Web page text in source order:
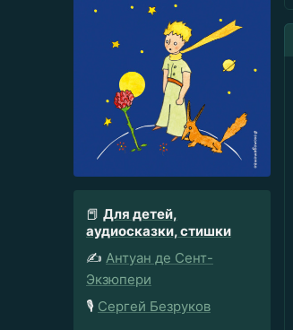
📕 Для детей,
аудиосказки, стишки
✍️ Антуан де Сент-
Экзюпери
🎙️ Сергей Безруков